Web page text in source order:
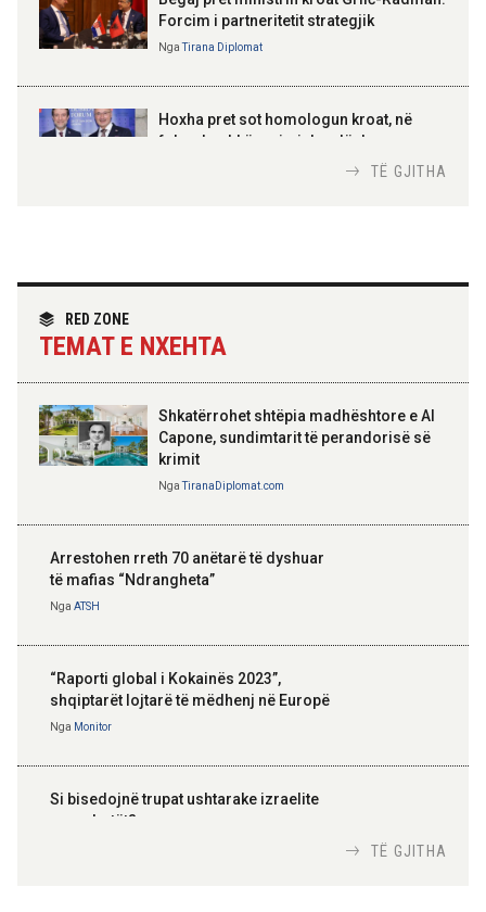
100-vjetori i themelimit të
Urdhrit të Skënderbeut
Forcim i partneritetit strategjik
NgaTirana Diplomat
Hoxha pret sot homologun kroat, në
fokus bashkëpunimi dypalësh
partneritetit strategjik
TË GJITHA
RED ZONE
TEMAT E NXEHTA
Shkatërrohet shtëpia madhështore e Al
Capone, sundimtarit të perandorisë së
krimit
NgaTiranaDiplomat.com
Arrestohen rreth 70 anëtarë të dyshuar
të mafias “Ndrangheta”
Nga ATSH
“Raporti global i Kokainës 2023”,
shqiptarët lojtarë të mëdhenj në Europë
Nga Monitor
Si bisedojnë trupat ushtarake izraelite
me robotët?
TË GJITHA